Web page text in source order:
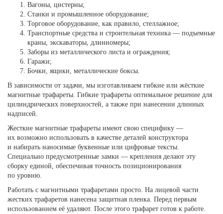
Вагоны, цистерны;
Станки и промышленное оборудование;
Торговое оборудование, как правило, стеллажное;
Транспортные средства и строительная техника — подъемные
краны, экскаваторы, длинномеры;
Заборы из металлического листа и ограждения;
Гаражи;
Бочки, ящики, металлические боксы.
В зависимости от задачи, мы изготавливаем гибкие или жёсткие
магнитные трафареты. Гибкие трафареты оптимальное решение для
цилиндрических поверхностей, а также при нанесении длинных
надписей.
Жесткие магнитные трафареты имеют свою специфику —
их возможно использовать в качестве деталей конструктора
и набирать наносимые буквенные или цифровые тексты.
Специально предусмотренные замки — крепления делают эту
сборку единой, обеспечивая точность позиционирования
по уровню.
Работать с магнитными трафаретами просто. На лицевой части
жестких трафаретов нанесена защитная пленка. Перед первым
использованием её удаляют. После этого трафарет готов к работе.